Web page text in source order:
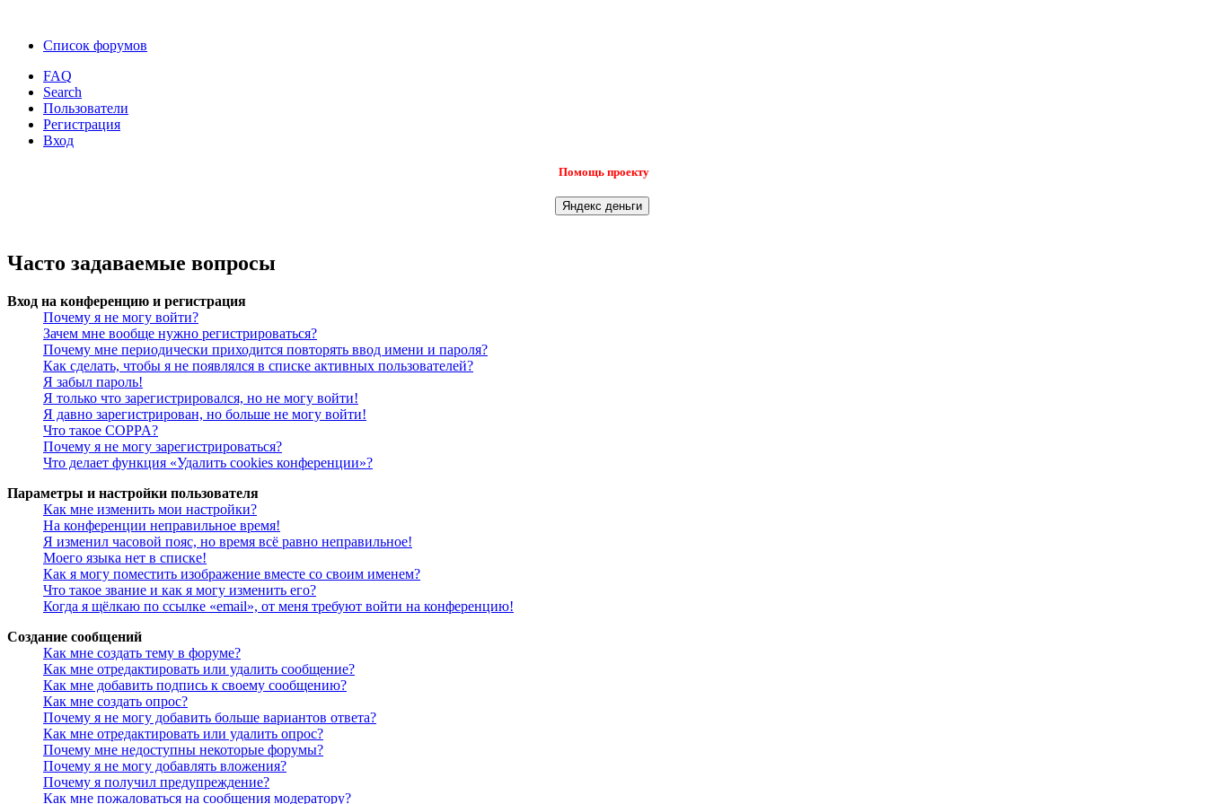
Список форумов
FAQ
Search
Пользователи
Регистрация
Вход
Помощь проекту
Часто задаваемые вопросы
Вход на конференцию и регистрация
Почему я не могу войти?
Зачем мне вообще нужно регистрироваться?
Почему мне периодически приходится повторять ввод имени и пароля?
Как сделать, чтобы я не появлялся в списке активных пользователей?
Я забыл пароль!
Я только что зарегистрировался, но не могу войти!
Я давно зарегистрирован, но больше не могу войти!
Что такое COPPA?
Почему я не могу зарегистрироваться?
Что делает функция «Удалить cookies конференции»?
Параметры и настройки пользователя
Как мне изменить мои настройки?
На конференции неправильное время!
Я изменил часовой пояс, но время всё равно неправильное!
Моего языка нет в списке!
Как я могу поместить изображение вместе со своим именем?
Что такое звание и как я могу изменить его?
Когда я щёлкаю по ссылке «email», от меня требуют войти на конференцию!
Создание сообщений
Как мне создать тему в форуме?
Как мне отредактировать или удалить сообщение?
Как мне добавить подпись к своему сообщению?
Как мне создать опрос?
Почему я не могу добавить больше вариантов ответа?
Как мне отредактировать или удалить опрос?
Почему мне недоступны некоторые форумы?
Почему я не могу добавлять вложения?
Почему я получил предупреждение?
Как мне пожаловаться на сообщения модератору?